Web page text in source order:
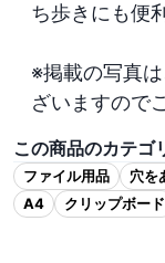
ち歩きにも便利
※掲載の写真
ざいますので
この商品のカテゴ
ファイル用品 穴を
A4
クリップボード